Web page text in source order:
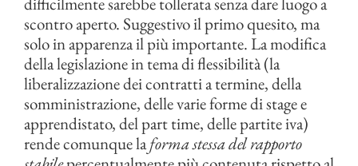
scontro aperto. Suggestivo il primo quesito, ma
solo in apparenza il più importante. La modifica
della legislazione in tema di flessibilità (la
liberalizzazione dei contratti a termine, della
somministrazione, delle varie forme di stage e
apprendistato, del part time, delle partite iva)
rende comunque laforma stessa del rapporto